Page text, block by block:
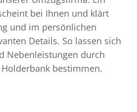
bei Ihnen und klärt
und im persönlichen
Details. So lassen sich
Nebenleistungen durch
bestimmen.